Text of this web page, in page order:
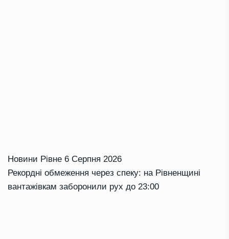
Новини Рівне 6 Серпня 2026
Рекордні обмеження через спеку: на Рівненщині
вантажівкам заборонили рух до 23:00